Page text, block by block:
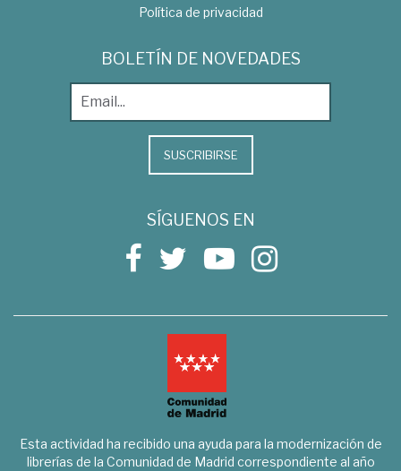
Política de privacidad
BOLETÍN DE NOVEDADES
SUSCRIBIRSE
SÍGUENOS EN
Esta actividad ha recibido una ayuda para la modernización de
librerías de la Comunidad de Madrid correspondiente al año